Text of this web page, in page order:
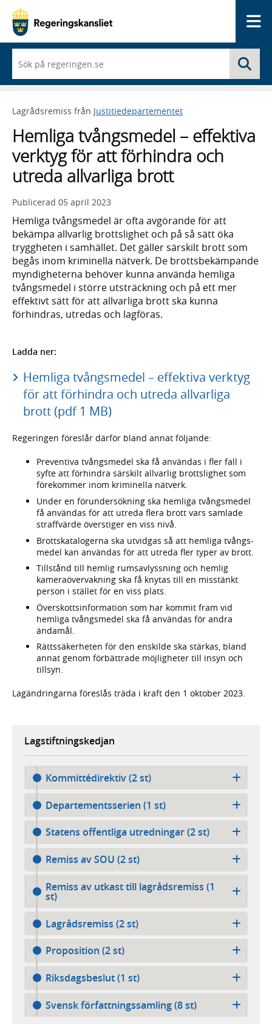
du
börjar
skriva
framträder
lista
med
sökförslag
Lagrådsremiss från Justitiedepartementet
Hemliga tvångsmedel – effektiva
verktyg för att förhindra och
utreda allvarliga brott
Publicerad 05 april 2023
Hemliga tvångsmedel är ofta avgörande för att
bekämpa allvarlig brotts­lighet och på så sätt öka
trygg­heten i samhället. Det gäller särskilt brott som
begås inom kriminella nätverk. De brotts­bekämpande
myndig­heterna behöver kunna använda hemliga
tvångs­medel i större utsträckning och på ett mer
effektivt sätt för att allvarliga brott ska kunna
förhindras, utredas och lagföras.
Ladda ner:
Hemliga tvångsmedel – effektiva verktyg
för att förhindra och utreda allvarliga
brott (pdf 1 MB)
Regeringen föreslår därför bland annat följande:
Preventiva tvångs­medel ska få användas i fler fall i
syfte att förhindra särskilt allvarlig brotts­lighet som
före­kommer inom krimi­nella nätverk.
Under en förunder­sökning ska hemliga tvångs­medel
få användas för att utreda flera brott vars samlade
straff­värde överstiger en viss nivå.
Brotts­katalogerna ska utvidgas så att hemliga tvångs­
medel kan användas för att utreda fler typer av brott.
Tillstånd till hemlig rums­avlyssning och hemlig
kamera­övervakning ska få knytas till en misstänkt
person i stället för en viss plats.
Överskotts­information som har kommit fram vid
hemliga tvångs­medel ska få användas för andra
ändamål.
Rättssäkerheten för den enskilde ska stärkas, bland
annat genom förbättrade möjlig­heter till insyn och
tillsyn.
Lagändringarna föreslås träda i kraft den 1 oktober 2023.
Lagstiftningskedjan
Kommittédirektiv (2 st)
Departementsserien (1 st)
Statens offentliga utredningar (2 st)
Remiss av SOU (2 st)
Remiss av utkast till lagrådsremiss (1
st)
Lagrådsremiss (2 st)
Proposition (2 st)
Riksdagsbeslut (1 st)
Svensk författningssamling (8 st)